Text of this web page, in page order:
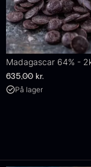
Madagascar 64% -
635,00 kr.
På lager